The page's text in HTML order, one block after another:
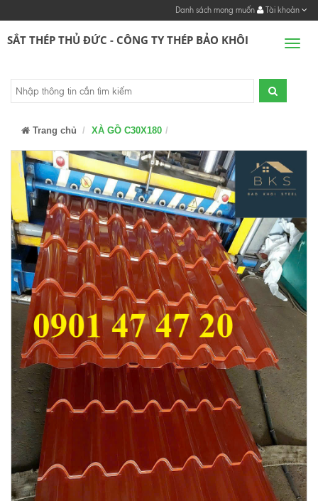
Danh sách mong muốn Tài khoản
SẮT THÉP THỦ ĐỨC - CÔNG TY THÉP BẢO KHÔI
Trang chủ XÀ GỒ C30X180